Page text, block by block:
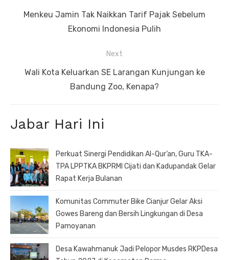
pos
Previous
Menkeu Jamin Tak Naikkan Tarif Pajak Sebelum
Ekonomi Indonesia Pulih
Next
Next
Wali Kota Keluarkan SE Larangan Kunjungan ke
Bandung Zoo, Kenapa?
Jabar Hari Ini
Perkuat Sinergi Pendidikan Al-Qur’an, Guru TKA-
TPA LPPTKA BKPRMI Cijati dan Kadupandak Gelar
Rapat Kerja Bulanan
Komunitas Commuter Bike Cianjur Gelar Aksi
Gowes Bareng dan Bersih Lingkungan di Desa
Pamoyanan
Desa Kawahmanuk Jadi Pelopor Musdes RKPDesa